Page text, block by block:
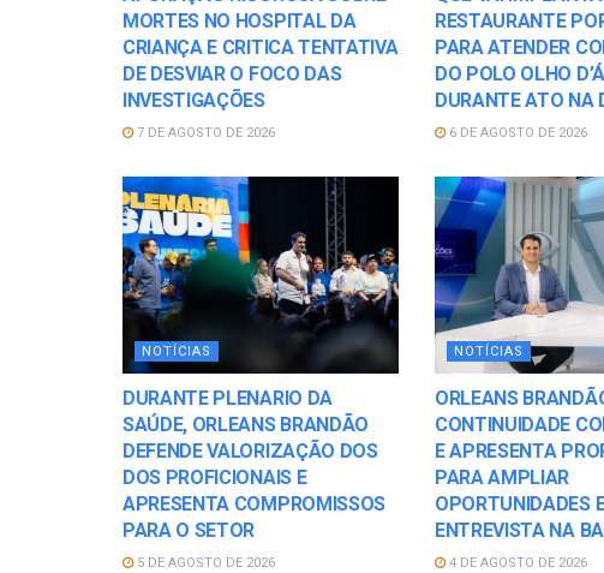
MORTES NO HOSPITAL DA
CRIANÇA E CRITICA TENTATIVA
DE DESVIAR O FOCO DAS
INVESTIGAÇÕES
7 DE AGOSTO DE 2026
RESTAURANTE
PARA ATENDER
DO POLO OLHO
DURANTE ATO NA
6 DE AGOSTO DE 2026
NOTÍCIAS
DURANTE PLENARIO DA
SAÚDE, ORLEANS BRANDÃO
DEFENDE VALORIZAÇÃO DOS
DOS PROFICIONAIS E
APRESENTA COMPROMISSOS
PARA O SETOR
5 DE AGOSTO DE 2026
NOTÍCIAS
ORLEANS
CONTINUIDADE
E APRESENTA
PARA AMPLIAR
OPORTUNIDADES
ENTREVISTA NA
4 DE AGOSTO DE 2026